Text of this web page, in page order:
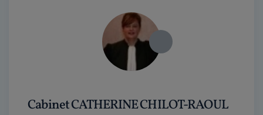
Cabinet CATHERINE CHILOT-RAOUL